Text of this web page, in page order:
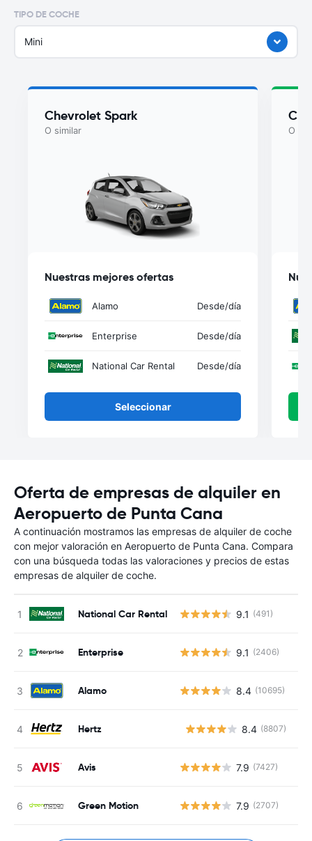
TIPO DE COCHE
Mini
Chevrolet Spark
O similar
Nuestras mejores ofertas
Alamo Desde/día
Enterprise Desde/día
National Car Rental Desde/día
Seleccionar
O
Oferta de empresas de alquiler en
Aeropuerto de Punta Cana
A continuación mostramos las empresas de alquiler de coche
con mejor valoración en Aeropuerto de Punta Cana. Compara
con una búsqueda todas las valoraciones y precios de estas
empresas de alquiler de coche.
National Car Rental 9.1 (491)
Enterprise 9.1 (2406)
Alamo 8.4 (10695)
Hertz 8.4 (8807)
Avis 7.9 (7427)
Green Motion 7.9 (2707)